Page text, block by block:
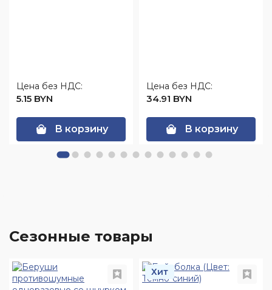
Цена без НДС:
5.15 BYN
В корзину
Цена без НДС:
34.91 BYN
В корзину
Сезонные товары
Хит